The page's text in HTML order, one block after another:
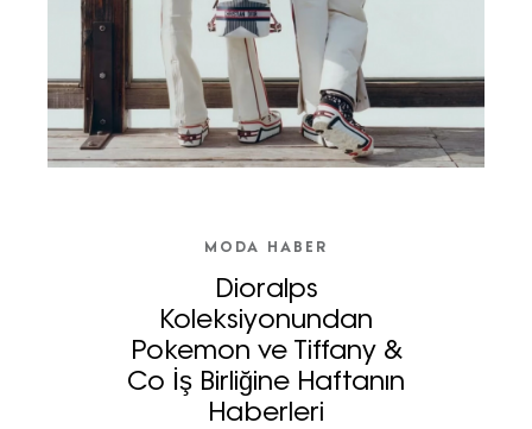
MODA HABER
Dioralps
Koleksiyonundan
Pokemon ve Tiffany &
Co İş Birliğine Haftanın
Haberleri